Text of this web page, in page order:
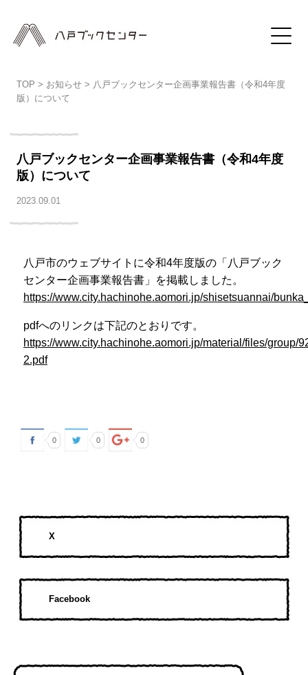
TOP > お知らせ> 八戸ブックセンター企画事業報告書（令和4年度
版）について
八戸ブックセンター企画事業報告書（令和4年度
版）について
2023.09.01
八戸市のウェブサイトに令和4年度版の「八戸ブック
センター企画事業報告書」を掲載しました。
https://www.city.hachinohe.aomori.jp/shisetsuannai/
pdfへのリンクは下記のとおりです。
https://www.city.hachinohe.aomori.jp/material/files/group/
2.pdf
0 0 0
X
Facebook